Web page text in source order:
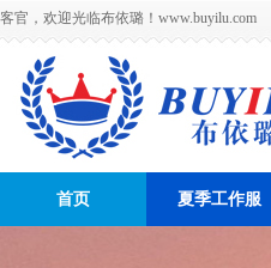
客官，欢迎光临布依璐！ www.buyilu.com
首页 夏季工作服